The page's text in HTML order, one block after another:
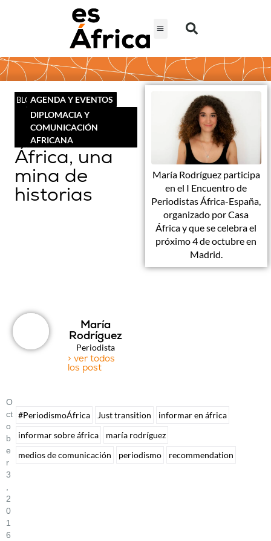
BLOGAGENDA Y EVENTOS
DIPLOMACIA Y
COMUNICACIÓN
AFRICANA
África, una
mina de
historias
María Rodríguez participa
en el I Encuentro de
Periodistas África-España,
organizado por Casa
África y que se celebra el
próximo 4 de octubre en
Madrid.
María
Rodríguez
Periodista
> ver todos
los post
O
Ct
O
B
E
R
3
,
2
0
1
6
#PeriodismoÁfrica Just transition
informar en áfrica
informar sobre áfrica
maría rodríguez
medios de comunicación
periodismo recommendation